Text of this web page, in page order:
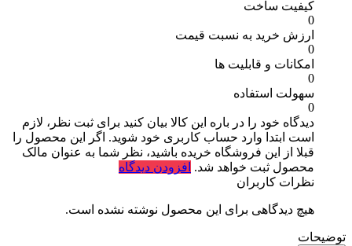
کیفیت ساخت
0
ارزش خرید به نسبت قیمت
0
امکانات و قابلیت ها
0
سهولت استفاده
0
دیدگاه خود را در باره این کالا بیان کنید برای ثبت نظر، لازم
است ابتدا وارد حساب کاربری خود شوید. اگر این محصول را
قبلا از این فروشگاه خریده باشید، نظر شما به عنوان مالک
محصول ثبت خواهد شد. افزودن دیدگاه
نظرات کاربران
هیچ دیدگاهی برای این محصول نوشته نشده است.
توضیحات